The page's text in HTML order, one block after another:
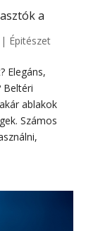
a
| Épitészet
Elegáns,
Beltéri
ablakok
Számos